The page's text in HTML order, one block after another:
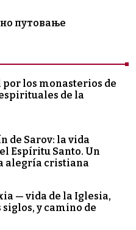
путовање
los monasterios de
de la
de Sarov: la vida
Espíritu Santo. Un
alegría cristiana
— vida de la Iglesia,
y camino de